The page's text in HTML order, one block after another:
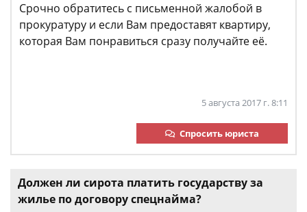
Срочно обратитесь с письменной жалобой в
прокуратуру и если Вам предоставят квартиру,
которая Вам понравиться сразу получайте её.
5 августа 2017 г. 8:11
Спросить юриста
Должен ли сирота платить государству за
жилье по договору спецнайма?